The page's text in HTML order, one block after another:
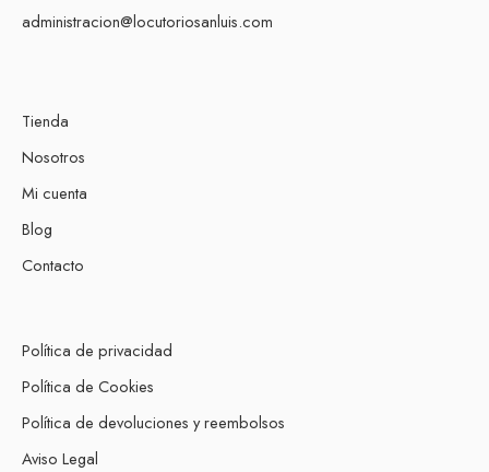
administracion@locutoriosanluis.com
Tienda
Nosotros
Mi cuenta
Blog
Contacto
Política de privacidad
Política de Cookies
Política de devoluciones y reembolsos
Aviso Legal